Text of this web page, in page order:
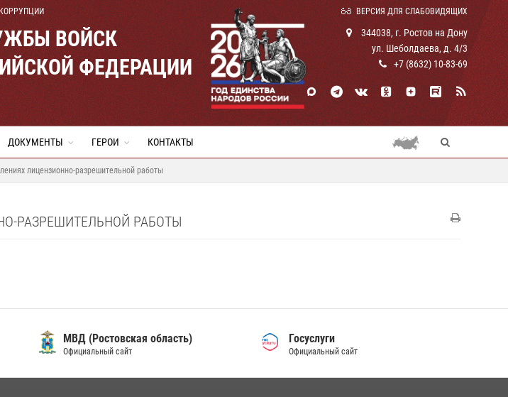
ВЕРСИЯ ДЛЯ СЛАБОВИДЯЩИХ
ВОЙСК
ФЕДЕРАЦИИ
344038, г. Ростов на Дону
ул. Шеболдаева, д. 4/3
+7 (8632) 10-83-69
ДОКУМЕНТЫ ГЕРОИ КОНТАКТЫ
лицензионно-разрешительной работы
РАЗРЕШИТЕЛЬНОЙ РАБОТЫ
МВД (Ростовская область)
Официальный сайт
Госуслуги
Официальный сайт